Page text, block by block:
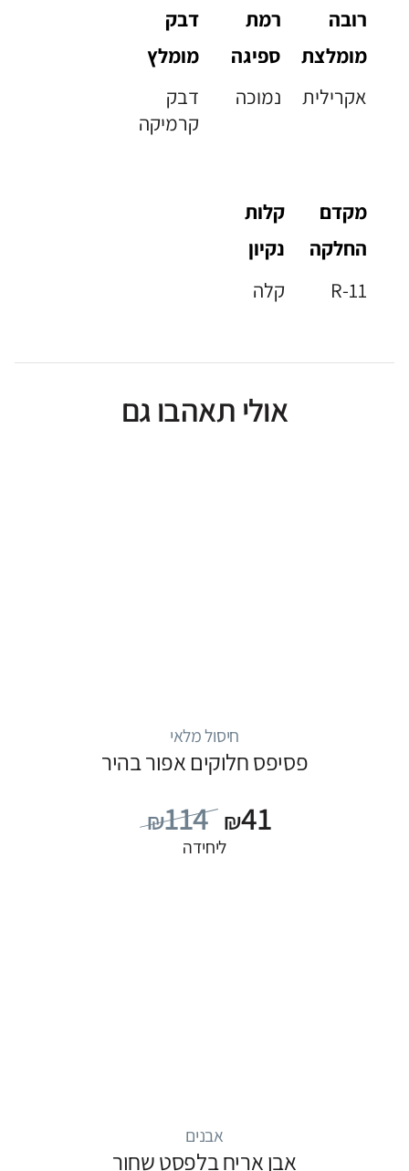
רובה
מומלצת
אקרילית
רמת
ספיגה
נמוכה
דבק
מומלץ
דבק
קרמיקה
מקדם
החלקה
R-11
קלות
נקיון
קלה
אולי תאהבו גם
חיסול מלאי
פסיפס חלוקים אפור בהיר
₪114 ₪41
ליחידה
אבנים
אבן אריח בלפסט שחור